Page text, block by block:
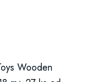
Wooden